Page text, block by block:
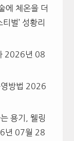
에 체온을 더
벌’ 성황리
2026년 08
방법 2026
용기, 웰링
년 07월 28